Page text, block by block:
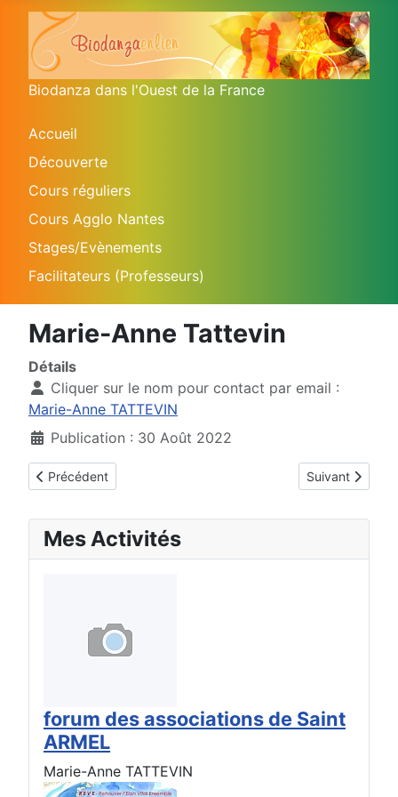
Biodanza dans l'Ouest de la France
Accueil
Découverte
Cours réguliers
Cours Agglo Nantes
Stages/Evènements
Facilitateurs (Professeurs)
Marie-Anne Tattevin
Détails
Cliquer sur le nom pour contact par email :
Marie-Anne TATTEVIN
Publication : 30 Août 2022
Article précédent : Andrea Skrypski
Précédent Article suivant
Suivant
Mes Activités
forum des associations de Saint
ARMEL
Marie-Anne TATTEVIN